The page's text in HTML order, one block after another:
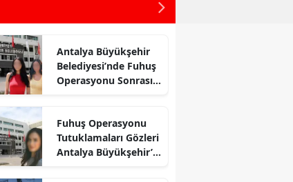
Antalya'da Bugün Hangi
Antalya Büyükşehir
Belediyesi’nde Fuhuş
Operasyonu Sonrası
Fuhuş Operasyonu
Tutuklamaları Gözleri
Antalya Büyükşehir’e